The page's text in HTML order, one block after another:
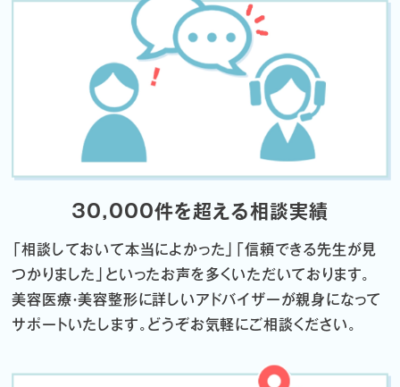
30,000件を超える相談実績
「相談しておいて本当によかった」「信頼できる先生が見
つかりました」 といったお声を多くいただいております。
美容医療・美容整形に詳しいアドバイザーが親身になって
サポートいたします。 どうぞお気軽にご相談ください。